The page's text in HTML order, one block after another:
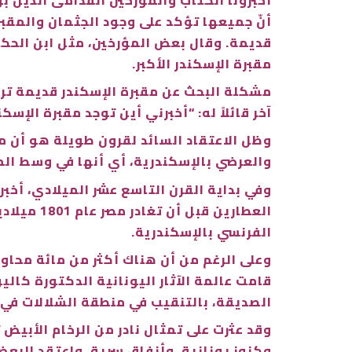
أنّ جميعها تؤكد على وجود الجثمان
قديمة. وقال بعض المؤرخين، مثل ابن
مقبرة الإسكندر الأكبر.
آخر قائلاً له: “أخبرني أين توجد مقبرة
وظل الاعتقاد السائد لقرون طويلة هو أن
والعرضي بالإسكندرية، أي أنها في وسط
وفي بداية القرن التاسع عشر الميلادي،
الفرنسي بالإسكندرية.
وعلى الرغم من أن هناك أكثر من مائة
قامت عالمة الآثار اليونانية الدكتورة
الصديقة، بالتنقيب في منطقة الشلالات
وقد عثرت على تمثال نادر من الرخام